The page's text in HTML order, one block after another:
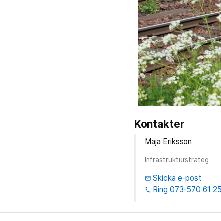
Kontakter
Maja Eriksson
Infrastrukturstrateg
email Skicka e-post
phone Ring 073-570 61